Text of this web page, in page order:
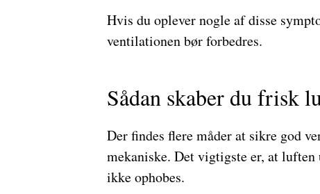
Hvis du oplever nogle af disse
ventilationen bør forbedres.
Sådan skaber du frisk
Der findes flere måder at sikre god
mekaniske. Det vigtigste er, at
ikke ophobes.